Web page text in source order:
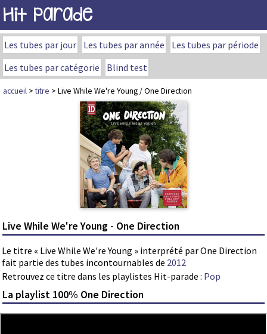
Hit Parade
Les tubes par jour Les tubes par année
Les tubes par période
Les tubes par catégorie
Blind test
accueil >titre > Live While We're Young / One Direction
Live While We're Young - One Direction
Le titre « Live While We're Young » interprété par One Direction
fait partie des tubes incontournables de 2012
Retrouvez ce titre dans les playlistes Hit-parade : Pop
La playlist 100% One Direction